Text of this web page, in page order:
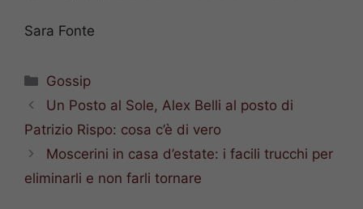
Sara Fonte
Categorie
Gossip
Un Posto al Sole, Alex Belli al posto di
Patrizio Rispo: cosa c’è di vero
Moscerini in casa d’estate: i facili trucchi per
eliminarli e non farli tornare